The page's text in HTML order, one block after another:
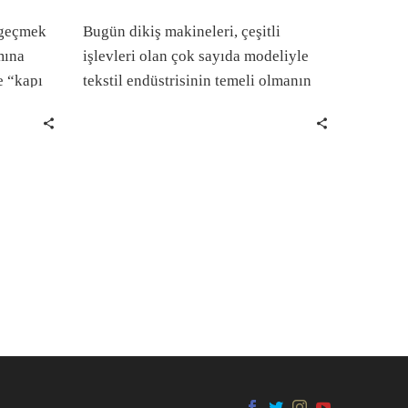
Bugün dikiş makineleri, çeşitli
işlevleri olan çok sayıda modeliyle
tekstil endüstrisinin temeli olmanın